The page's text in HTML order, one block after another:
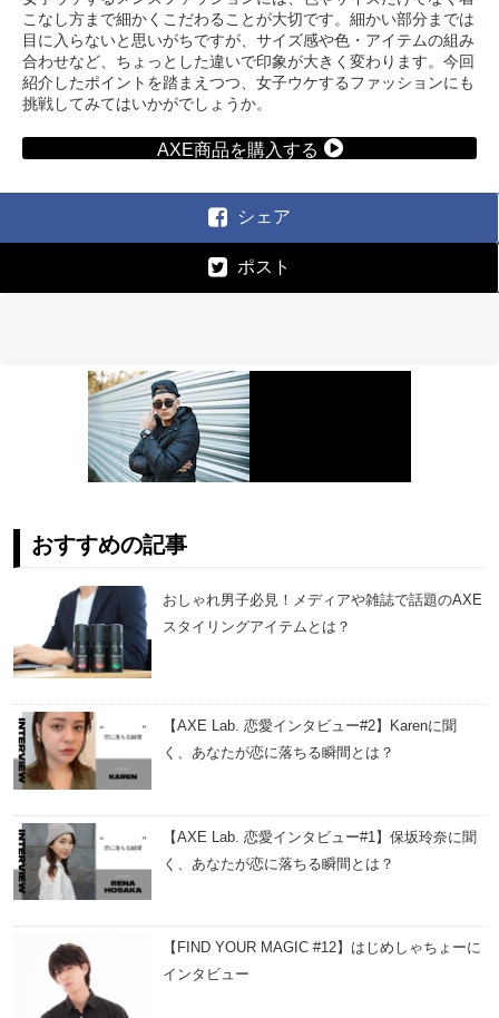
こなし方まで細かくこだわることが大切です。細かい部分までは
目に入らないと思いがちですが、サイズ感や色・アイテムの組み
合わせなど、ちょっとした違いで印象が大きく変わります。今回
紹介したポイントを踏まえつつ、女子ウケするファッションにも
挑戦してみてはいかがでしょうか。
AXE商品を購入する
シェア
ポスト
おすすめの記事
おしゃれ男子必見！メディアや雑誌で話題のAXE
スタイリングアイテムとは？
【AXE Lab. 恋愛インタビュー#2】Karenに聞
く、あなたが恋に落ちる瞬間とは？
【AXE Lab. 恋愛インタビュー#1】保坂玲奈に聞
く、あなたが恋に落ちる瞬間とは？
【FIND YOUR MAGIC #12】はじめしゃちょーに
インタビュー